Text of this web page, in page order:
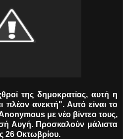
της δημοκρατίας, αυτή η
πλέον ανεκτή". Αυτό είναι το
με νέο βίντεο τους,
Αυγή. Προσκαλούν μάλιστα
26 Οκτωβρίου.